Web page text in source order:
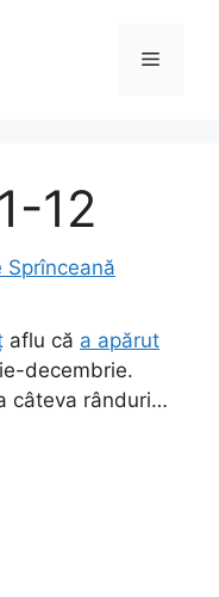
Menu
12
Sprînceană
aflu că a apărut
decembrie.
câteva rânduri…